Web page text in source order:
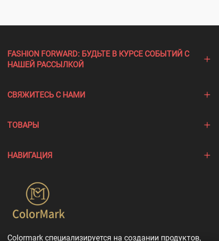
FASHION FORWARD: БУДЬТЕ В КУРСЕ СОБЫТИЙ С
НАШЕЙ РАССЫЛКОЙ
СВЯЖИТЕСЬ С НАМИ
ТОВАРЫ
НАВИГАЦИЯ
Colormark специализируется на создании продуктов,